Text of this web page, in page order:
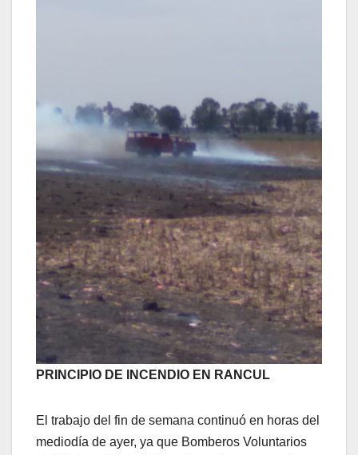
PRINCIPIO DE INCENDIO EN RANCUL
El trabajo del fin de semana continuó en horas del
mediodía de ayer, ya que Bomberos Voluntarios